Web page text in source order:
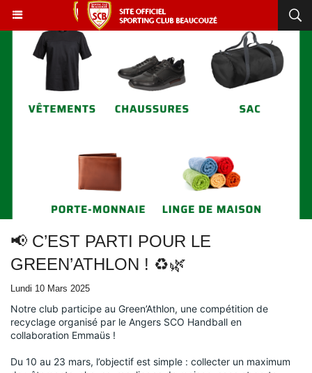
📢 C’EST PARTI POUR LE
GREEN’ATHLON ! ♻️🌿
Lundi 10 Mars 2025
Notre club participe au Green’Athlon, une compétition de
recyclage organisé par le Angers SCO Handball en
collaboration Emmaüs !
Du 10 au 23 mars, l’objectif est simple : collecter un maximum